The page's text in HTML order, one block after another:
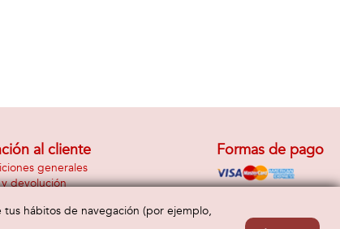
al cliente
generales
devolución
Formas de pago
hábitos de navegación (por ejemplo,